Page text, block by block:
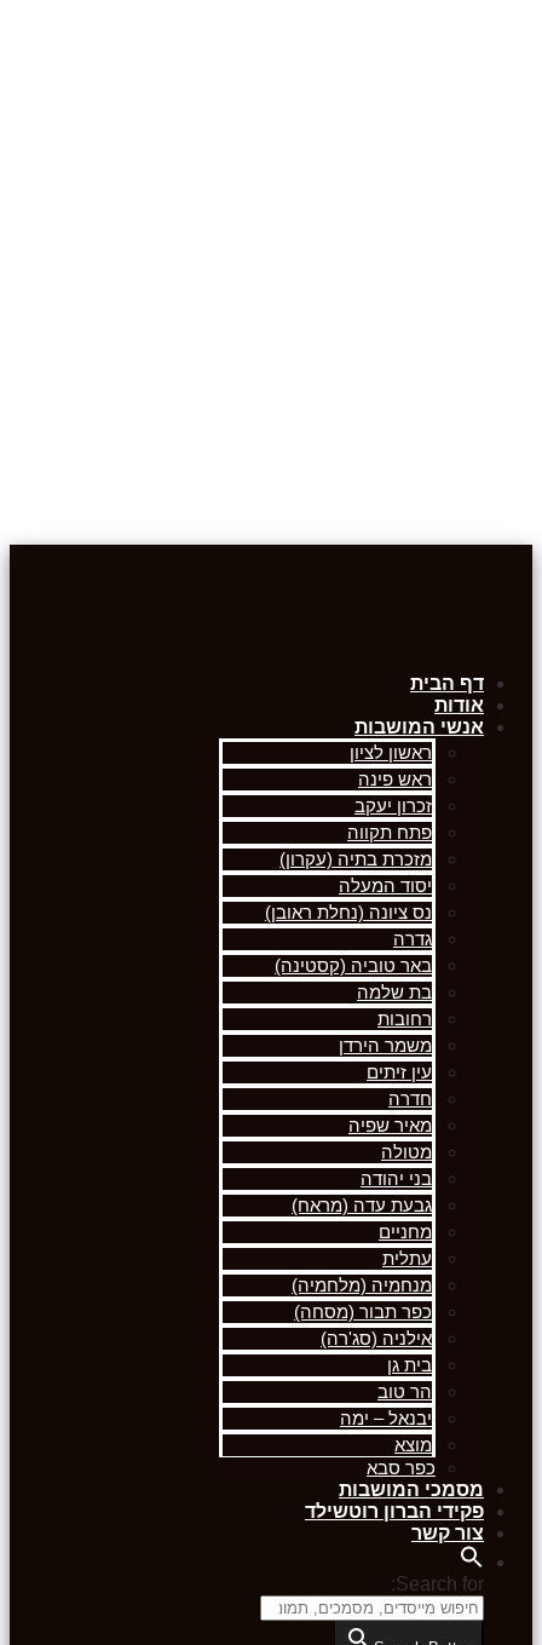
דף הבית
אודות
אנשי המושבות
ראשון לציון
ראש פינה
זכרון יעקב
פתח תקווה
מזכרת בתיה (עקרון)
יסוד המעלה
נס ציונה (נחלת ראובן)
גדרה
באר טוביה (קסטינה)
בת שלמה
רחובות
משמר הירדן
עין זיתים
חדרה
מאיר שפיה
מטולה
בני יהודה
גבעת עדה (מראח)
מחניים
עתלית
מנחמיה (מלחמיה)
כפר תבור (מסחה)
אילניה (סג'רה)
בית גן
הר טוב
יבנאל – ימה
מוצא
כפר סבא
מסמכי המושבות
פקידי הברון רוטשילד
צור קשר
Search for: